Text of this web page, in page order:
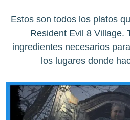
Estos son todos los platos
Resident Evil 8 Village.
ingredientes necesarios
los lugares donde